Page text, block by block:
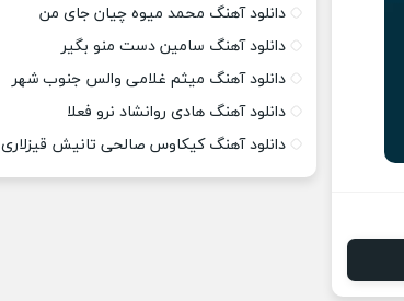
دانلود آهنگ محمد میوه چیان جای من
دانلود آهنگ سامین دست منو بگیر
دانلود آهنگ میثم غلامی والس جنوب شهر
دانلود آهنگ هادی روانشاد نرو فعلا
دانلود آهنگ کیکاوس صالحی تانیش قیزلاری